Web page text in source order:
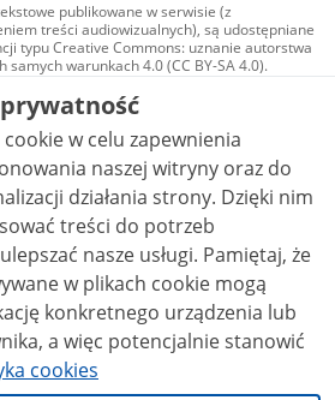
publikowane w serwisie (z
treści audiowizualnych), są udostępniane
typu Creative Commons: uznanie autorstwa
samych warunkach 4.0 (CC BY-SA 4.0).
audiowizualne, w tym zdjęcia, materiały
są udostępniane na licencji typu
Commons: uznanie autorstwa użycie
- bez utworów zależnych 4.0 (CC BY-
o ile nie jest to stwierdzone inaczej.
w celu zapewnienia
naszej witryny oraz do
działania strony. Dzięki nim
treści do potrzeb
nasze usługi. Pamiętaj, że
w plikach cookie mogą
konkretnego urządzenia lub
a więc potencjalnie stanowić
cookies